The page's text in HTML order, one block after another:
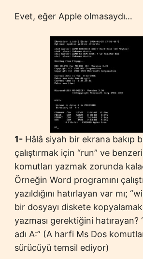
Evet, eğer Apple olmasaydı…
1- Hâlâ siyah bir ekrana bakıp
çalıştırmak için “run” ve
komutları yazmak zorunda
Örneğin Word programını
yazıldığını hatırlayan var mı;
bir dosyayı diskete
yazması gerektiğini
adı A:” (A harfi Ms Dos
sürücüyü temsil ediyor)